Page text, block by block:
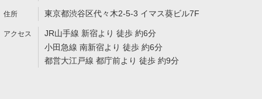
東京都渋谷区代々木2-5-3 イマス葵ビル7F
JR山手線 新宿より 徒歩 約6分
小田急線 南新宿より 徒歩 約6分
都営大江戸線 都庁前より 徒歩 約9分